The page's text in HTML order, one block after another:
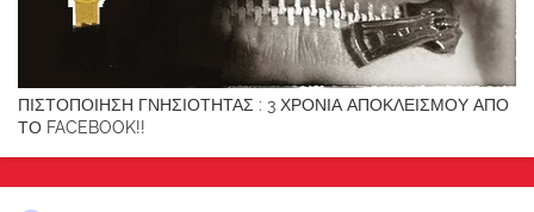
ΠΙΣΤΟΠΟΙΗΣΗ ΓΝΗΣΙΟΤΗΤΑΣ : 3 ΧΡΟΝΙΑ ΑΠΟΚΛΕΙΣΜΟΥ ΑΠΟ
ΤΟ FACEBOOK!!